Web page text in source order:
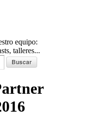
equipo:
talleres...